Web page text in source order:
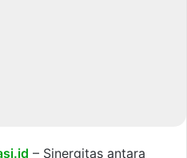
– Sinergitas antara